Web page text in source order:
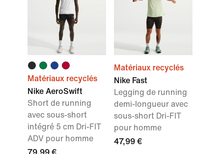
Matériaux recyclés
Nike AeroSwift
Short de running
avec sous-short
intégré 5 cm Dri-FIT
ADV pour homme
79,99 €
Matériaux recyclés
Nike Fast
Legging de running
demi-longueur avec
sous-short Dri-FIT
pour homme
47,99 €